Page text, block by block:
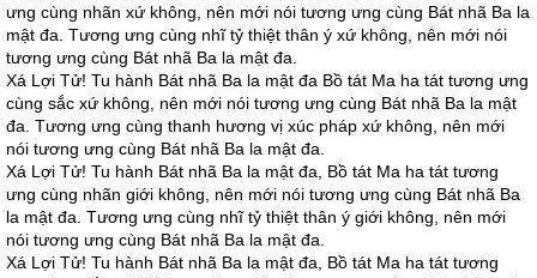
ưng cùng nhãn xứ không, nên mới nói tương ưng cùng Bát nhã Ba la
mật đa. Tương ưng cùng nhĩ tỷ thiệt thân ý xứ không, nên mới nói
tương ưng cùng Bát nhã Ba la mật đa.
Xá Lợi Tử! Tu hành Bát nhã Ba la mật đa Bồ tát Ma ha tát tương ưng
cùng sắc xứ không, nên mới nói tương ưng cùng Bát nhã Ba la mật
đa. Tương ưng cùng thanh hương vị xúc pháp xứ không, nên mới
nói tương ưng cùng Bát nhã Ba la mật đa.
Xá Lợi Tử! Tu hành Bát nhã Ba la mật đa, Bồ tát Ma ha tát tương
ưng cùng nhãn giới không, nên mới nói tương ưng cùng Bát nhã Ba
la mật đa. Tương ưng cùng nhĩ tỷ thiệt thân ý giới không, nên mới
nói tương ưng cùng Bát nhã Ba la mật đa.
Xá Lợi Tử! Tu hành Bát nhã Ba la mật đa, Bồ tát Ma ha tát tương